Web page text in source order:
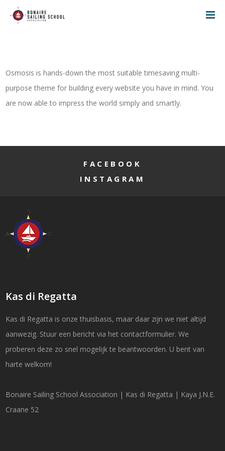
Osmosis is hands-down the most suitable timesaving multi-
purpose theme for building every website you have in mind. You
are now able to impress the world simply and smartly.
FACEBOOK
INSTAGRAM
Kas di Regatta
Kas di Regatta is onze thuisbasis, maar daar zijn we niet altijd
aanwezig. Stuur een bericht via het contactformulier. We
proberen deze zo snel mogelijk te beantwoorden. U bent van
harte welkom!
Bonaire Sailing School Association | Kas di Regatta | Kaya J.N.E.
Craane 52